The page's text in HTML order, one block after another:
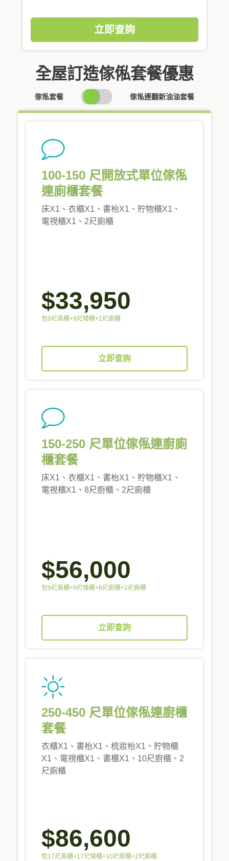
立即查詢
全屋訂造傢俬套餐優惠
傢俬套餐
SWITCH
PRICING
傢俬連翻新油油套餐
100-150 尺開放式單位傢俬
連廁櫃套餐
床X1、衣櫃X1、書枱X1、貯物櫃X1、
電視櫃X1、2尺廁櫃
$33,950
包9尺高櫃+9尺矮櫃+2尺廁櫃
立即查詢
150-250 尺單位傢俬連廚廁
櫃套餐
床X1、衣櫃X1、書枱X1、貯物櫃X1、
電視櫃X1、8尺廚櫃、2尺廁櫃
$56,000
包9尺高櫃+9尺矮櫃+8尺廚櫃+2尺廁櫃
立即查詢
250-450 尺單位傢俬連廚櫃
套餐
衣櫃X1、書枱X1、梳妝枱X1、貯物櫃
X1、電視櫃X1、書櫃X1、10尺廚櫃、2
尺廁櫃
$86,600
包17尺高櫃+17尺矮櫃+10尺廚櫃+2尺廁櫃